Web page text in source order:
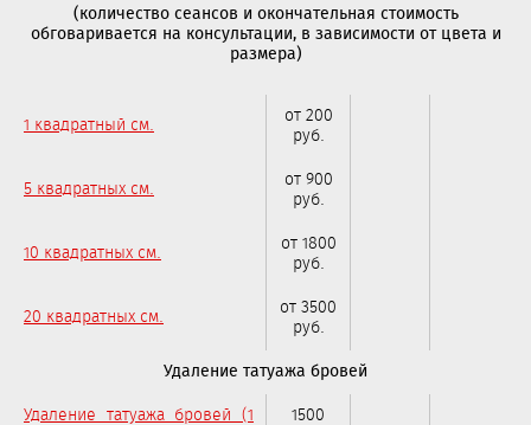
(количество сеансов и окончательная стоимость
обговаривается на консультации, в зависимости от цвета и
размера)
1 квадратный см.
от 200
руб.
5 квадратных см.
от 900
руб.
10 квадратных см.
от 1800
руб.
20 квадратных см.
от 3500
руб.
Удаление татуажа бровей
Удаление татуажа бровей (1
1500